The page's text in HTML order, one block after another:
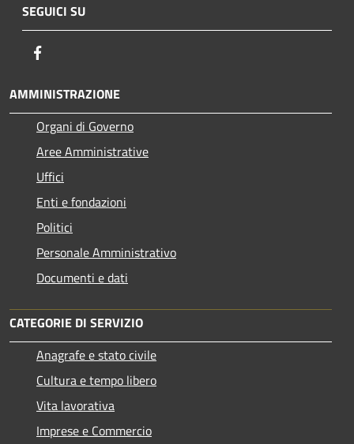
SEGUICI SU
AMMINISTRAZIONE
Organi di Governo
Aree Amministrative
Uffici
Enti e fondazioni
Politici
Personale Amministrativo
Documenti e dati
CATEGORIE DI SERVIZIO
Anagrafe e stato civile
Cultura e tempo libero
Vita lavorativa
Imprese e Commercio